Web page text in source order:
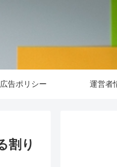
広告ポリシー 運営者
割り